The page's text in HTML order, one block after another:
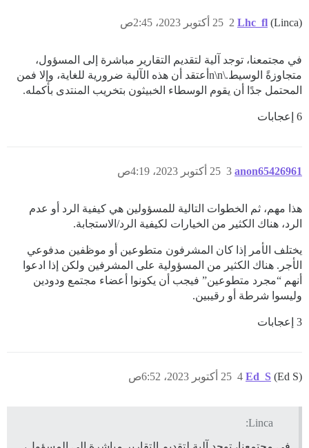
Lhc_fl (Linca) 25 أكتوبر 2023، 2:45ص 2
في مجتمعنا، توجد آلية لتقديم التقارير مباشرة إلى المسؤول،
متجاوزةً الوسيط.\n\nأعتقد أن هذه الآلية ضرورية للغاية، وإلا فمن
المحتمل جدًا أن يقوم الوسطاء الخبيثون بتخريب المنتدى بأكمله.
6 إعجابات
anon65426961 25 أكتوبر 2023، 4:19ص 3
هذا مهم، ثم الخطوات التالية للمسؤولين هي كيفية الرد أو عدم
الرد، هناك الكثير من الخيارات لكيفية الرد/الاستجابة.
يختلف الأمر إذا كان المشرفون متطوعين أو موظفين مدفوعي
الأجر. هناك الكثير من المسؤولية على المشرفين ولكن إذا ادعوا
أنهم “مجرد متطوعين” فيجب أن يكونوا أعضاء مجتمع ودودين
وليسوا شرطة أو رقيبين.
3 إعجابات
Ed_S (Ed S) 25 أكتوبر 2023، 6:52ص 4
Linca: